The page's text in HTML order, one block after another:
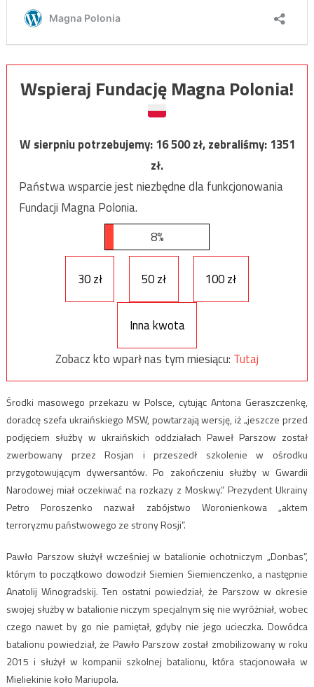
Wspieraj Fundację Magna Polonia!
W sierpniu potrzebujemy:16 500zł, zebraliśmy:1351
zł.
Państwa wsparcie jest niezbędne dla funkcjonowania
Fundacji Magna Polonia.
8%
30 zł 50 zł 100 zł
Inna kwota
Zobacz kto wparł nas tym miesiącu: Tutaj
Środki masowego przekazu w Polsce, cytując Antona Geraszczenkę,
doradcę szefa ukraińskiego MSW, powtarzają wersję, iż „jeszcze przed
podjęciem służby w ukraińskich oddziałach Paweł Parszow został
zwerbowany przez Rosjan i przeszedł szkolenie w ośrodku
przygotowującym dywersantów. Po zakończeniu służby w Gwardii
Narodowej miał oczekiwać na rozkazy z Moskwy.” Prezydent Ukrainy
Petro Poroszenko nazwał zabójstwo Woronienkowa „aktem
terroryzmu państwowego ze strony Rosji”.
Pawło Parszow służył wcześniej w batalionie ochotniczym „Donbas”,
którym to początkowo dowodził Siemien Siemienczenko, a następnie
Anatolij Winogradskij. Ten ostatni powiedział, że Parszow w okresie
swojej służby w batalionie niczym specjalnym się nie wyróżniał, wobec
czego nawet by go nie pamiętał, gdyby nie jego ucieczka. Dowódca
batalionu powiedział, że Pawło Parszow został zmobilizowany w roku
2015 i służył w kompanii szkolnej batalionu, która stacjonowała w
Mieliekinie koło Mariupola.